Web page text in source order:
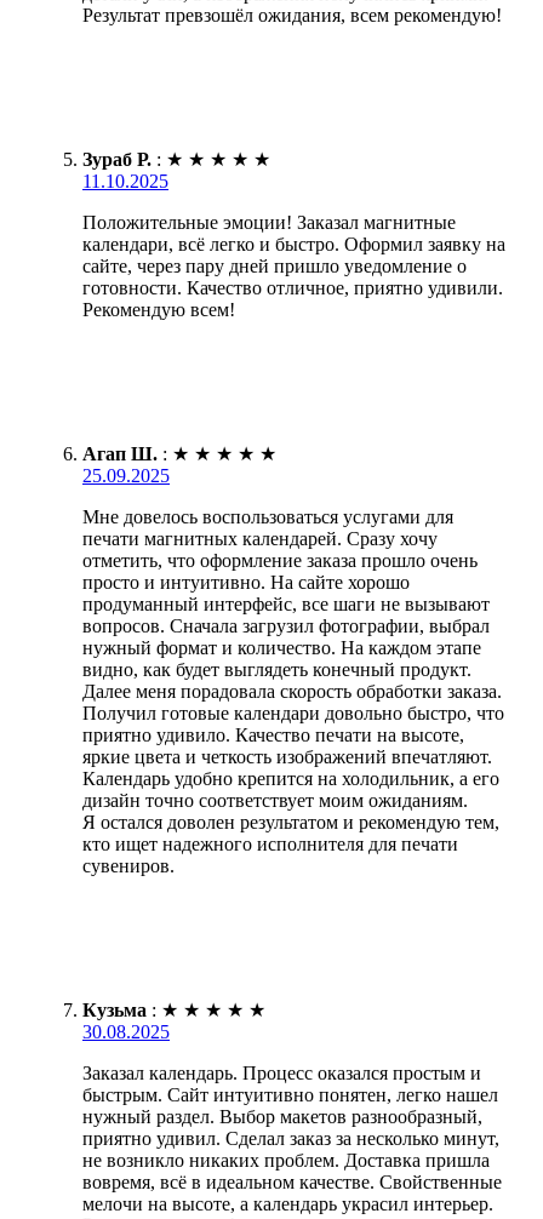
Результат превзошёл ожидания, всем рекомендую!
Зураб Р. : ★ ★ ★ ★ ★
11.10.2025
Положительные эмоции! Заказал магнитные
календари, всё легко и быстро. Оформил заявку на
сайте, через пару дней пришло уведомление о
готовности. Качество отличное, приятно удивили.
Рекомендую всем!
Агап Ш. : ★ ★ ★ ★ ★
25.09.2025
Мне довелось воспользоваться услугами для
печати магнитных календарей. Сразу хочу
отметить, что оформление заказа прошло очень
просто и интуитивно. На сайте хорошо
продуманный интерфейс, все шаги не вызывают
вопросов. Сначала загрузил фотографии, выбрал
нужный формат и количество. На каждом этапе
видно, как будет выглядеть конечный продукт.
Далее меня порадовала скорость обработки заказа.
Получил готовые календари довольно быстро, что
приятно удивило. Качество печати на высоте,
яркие цвета и четкость изображений впечатляют.
Календарь удобно крепится на холодильник, а его
дизайн точно соответствует моим ожиданиям.
Я остался доволен результатом и рекомендую тем,
кто ищет надежного исполнителя для печати
сувениров.
Кузьма : ★ ★ ★ ★ ★
30.08.2025
Заказал календарь. Процесс оказался простым и
быстрым. Сайт интуитивно понятен, легко нашел
нужный раздел. Выбор макетов разнообразный,
приятно удивил. Сделал заказ за несколько минут,
не возникло никаких проблем. Доставка пришла
вовремя, всё в идеальном качестве. Свойственные
мелочи на высоте, а календарь украсил интерьер.